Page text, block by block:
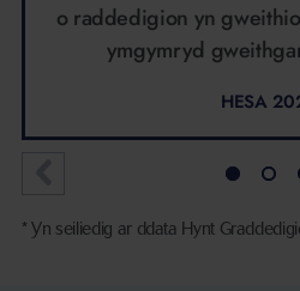
o raddedigion yn
ymgymryd
HESA
* Yn seiliedig ar ddata Hynt